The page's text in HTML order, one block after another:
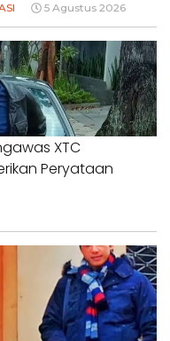
5 Agustus 2026
XTC
Peryataan